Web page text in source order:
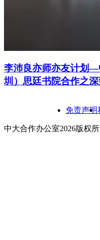
李沛良亦师亦友计划
圳）思廷书院合作之
免责声明
中大合作办公室2026版权